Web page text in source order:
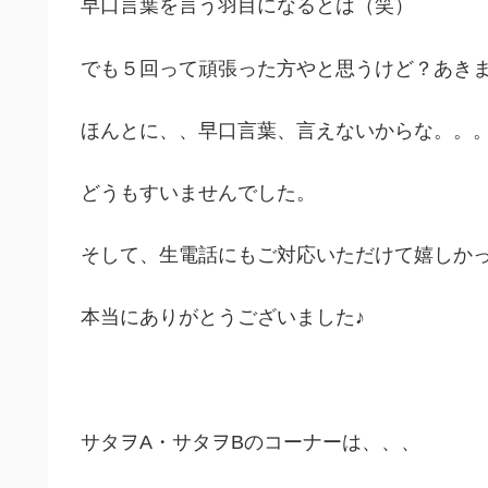
早口言葉を言う羽目になるとは（笑）
でも５回って頑張った方やと思うけど？あき
ほんとに、、早口言葉、言えないからな。。。
どうもすいませんでした。
そして、生電話にもご対応いただけて嬉しか
本当にありがとうございました♪
サタヲA・サタヲBのコーナーは、、、